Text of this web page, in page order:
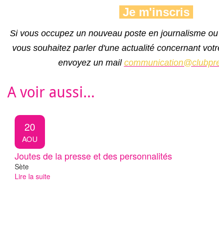
Je m'inscris
Si vous occupez un nouveau poste en journalisme
vous souhaitez parler d'une actualité concernant
envoyez un mail
A voir aussi...
20
AOU
Joutes de la presse et des personnalités
Sète
Lire la suite